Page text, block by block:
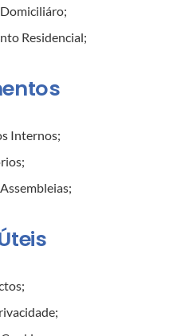
;
Residencial;
Internos;
;
;
;
;